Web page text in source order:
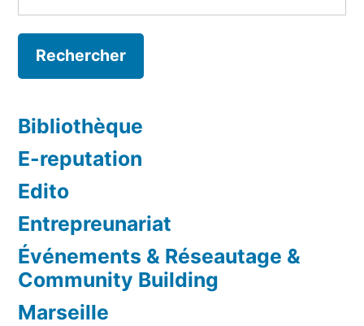
Bibliothèque
E-reputation
Edito
Entrepreunariat
Événements & Réseautage &
Community Building
Marseille